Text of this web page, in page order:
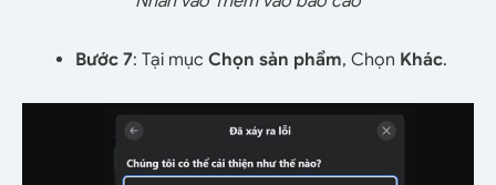
Bước 7: Tại mục Chọn sản phẩm, Chọn Khác.